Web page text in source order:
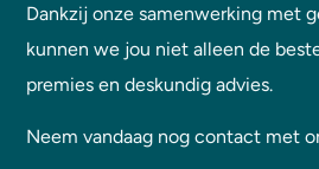
Dankzij onze samenwerking met
kunnen we jou niet alleen de
premies en deskundig advies.
Neem vandaag nog contact met